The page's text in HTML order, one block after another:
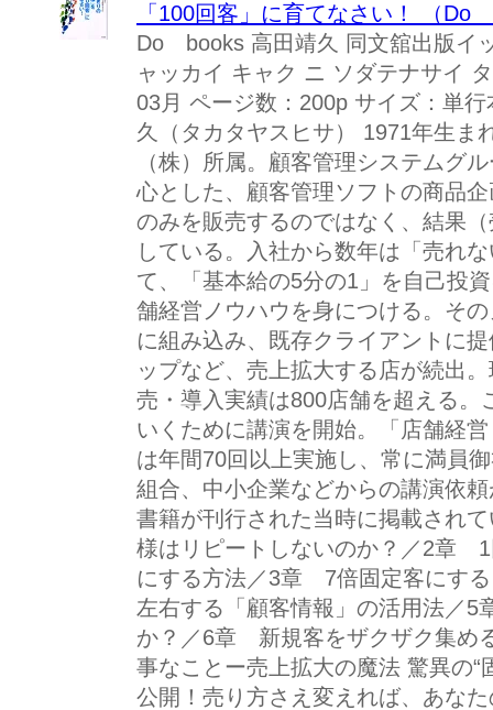
「100回客」に育てなさい！ （
Do books 高田靖久 同文舘出版イ
ャッカイ キャク ニ ソダテナサイ
03月 ページ数：200p サイズ：単
久（タカタヤスヒサ） 1971年生ま
（株）所属。顧客管理システムグ
心とした、顧客管理ソフトの商品
のみを販売するのではなく、結果
している。入社から数年は「売れ
て、「基本給の5分の1」を自己投
舗経営ノウハウを身につける。そ
に組み込み、既存クライアントに
ップなど、売上拡大する店が続出
売・導入実績は800店舗を超える
いくために講演を開始。「店舗経
は年間70回以上実施し、常に満員
組合、中小企業などからの講演依
書籍が刊行された当時に掲載され
様はリピートしないのか？／2章
にする方法／3章 7倍固定客にす
左右する「顧客情報」の活用法／
か？／6章 新規客をザクザク集め
事なことー売上拡大の魔法 驚異の“
公開！売り方さえ変えれば、あな